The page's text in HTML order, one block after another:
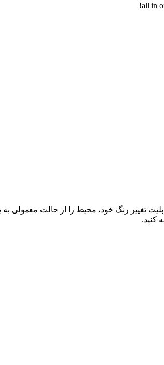
تغییر رنگ خود، محیط را از حالت معمولی